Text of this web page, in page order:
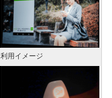
利用イメージ